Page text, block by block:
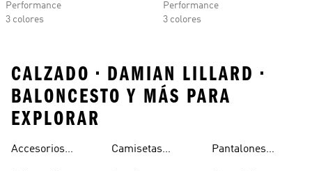
Performance
3 colores
Performance
3 colores
CALZADO • DAMIAN LILLARD •
BALONCESTO Y MÁS PARA
EXPLORAR
Accesorios
Hombre
Camisetas
Hombre
Pantalones